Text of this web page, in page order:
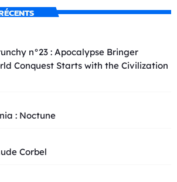
n°23 : Apocalypse Bringer
Conquest Starts with the Civilization
: Noctune
Corbel